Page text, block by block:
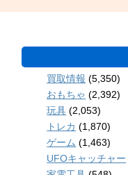
買取情報 (5,350)
おもちゃ (2,392)
玩具 (2,053)
トレカ (1,870)
ゲーム (1,463)
UFOキャッチャー